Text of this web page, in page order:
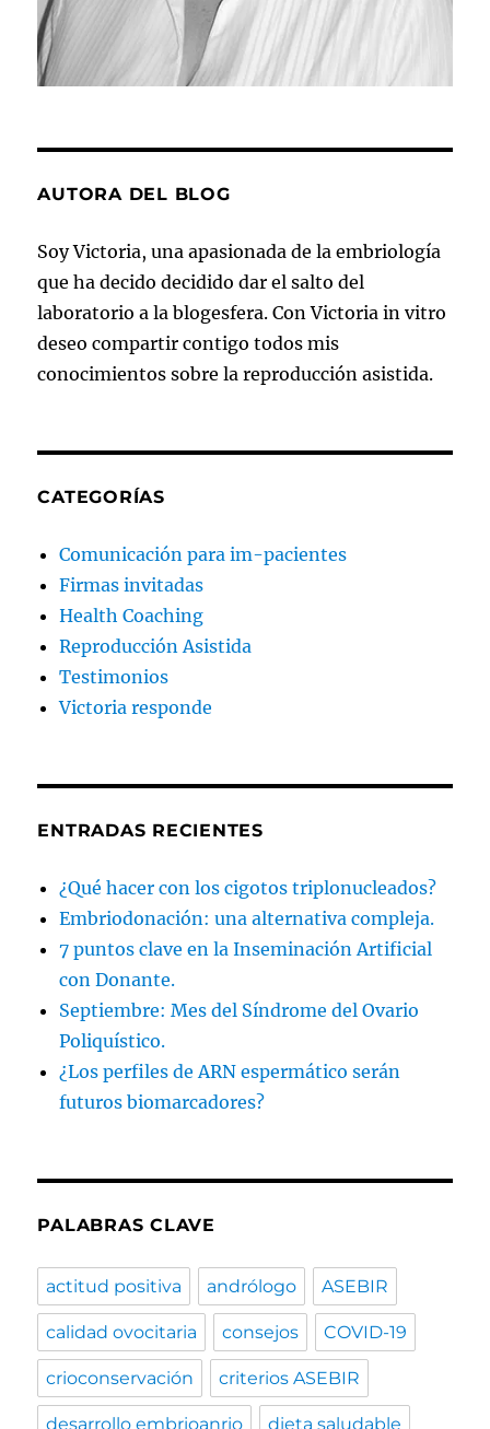
AUTORA DEL BLOG
Soy Victoria, una apasionada de la embriología
que ha decido decidido dar el salto del
laboratorio a la blogesfera. Con Victoria in vitro
deseo compartir contigo todos mis
conocimientos sobre la reproducción asistida.
CATEGORÍAS
Comunicación para im-pacientes
Firmas invitadas
Health Coaching
Reproducción Asistida
Testimonios
Victoria responde
ENTRADAS RECIENTES
¿Qué hacer con los cigotos triplonucleados?
Embriodonación: una alternativa compleja.
7 puntos clave en la Inseminación Artificial
con Donante.
Septiembre: Mes del Síndrome del Ovario
Poliquístico.
¿Los perfiles de ARN espermático serán
futuros biomarcadores?
PALABRAS CLAVE
actitud positiva andrólogo ASEBIR
calidad ovocitaria consejos COVID-19
crioconservación criterios ASEBIR
desarrollo embrioanrio dieta saludable